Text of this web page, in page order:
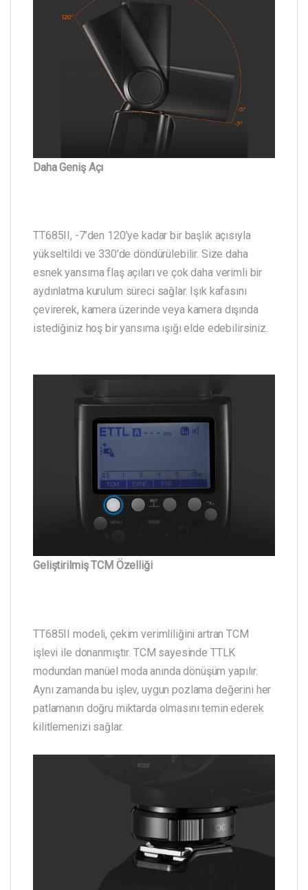
Daha Geniş Açı
TT685II, -7’den 120’ye kadar bir başlık açısıyla
yükseltildi ve 330’de döndürülebilir. Size daha
esnek yansıma flaş açıları ve çok daha verimli bir
aydınlatma kurulum süreci sağlar. Işık kafasını
çevirerek, kamera üzerinde veya kamera dışında
istediğiniz hoş bir yansıma ışığı elde edebilirsiniz.
Geliştirilmiş TCM Özelliği
TT685II modeli, çekim verimliliğini artran TCM
işlevi ile donanmıştır. TCM sayesinde TTLK
modundan manüel moda anında dönüşüm yapılır.
Aynı zamanda bu işlev, uygun pozlama değerini her
patlamanın doğru miktarda olmasını temin ederek
kilitlemenizi sağlar.